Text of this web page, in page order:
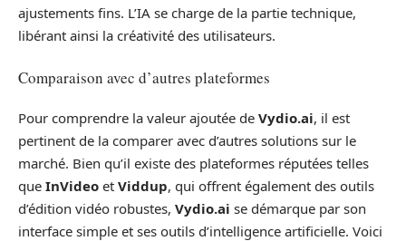
ajustements fins. L’IA se charge de la partie technique,
libérant ainsi la créativité des utilisateurs.
Comparaison avec d’autres plateformes
Pour comprendre la valeur ajoutée de Vydio.ai, il est
pertinent de la comparer avec d’autres solutions sur le
marché. Bien qu’il existe des plateformes réputées telles
que InVideo et Viddup, qui offrent également des outils
d’édition vidéo robustes, Vydio.ai se démarque par son
interface simple et ses outils d’intelligence artificielle. Voici